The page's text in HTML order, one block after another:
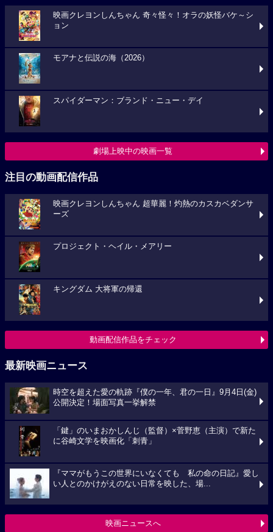
映画クレヨンしんちゃん 奇々怪々！オラの妖怪バケ～シ
ョン
モアナと伝説の海（2026）
スパイダーマン：ブランド・ニュー・デイ
劇場上映中の映画一覧
注目の動画配信作品
映画クレヨンしんちゃん 超華麗！灼熱のカスカベダンサ
ーズ
プロジェクト・ヘイル・メアリー
キングダム 大将軍の帰還
動画配信作品をチェック
最新映画ニュース
時空を超えた愛の軌跡『僕の一年、君の一日』9月4日(金)
公開決定！場面写真一挙解禁
「鍵」のいまおかしんじ（監督）×菅野恵（主演）で新た
に谷崎文学を映画化「刺青」
『ママがもうこの世界にいなくても 私の命の日記』愛し
い人とのかけがえのない日常を映した、場...
映画ニュースへ